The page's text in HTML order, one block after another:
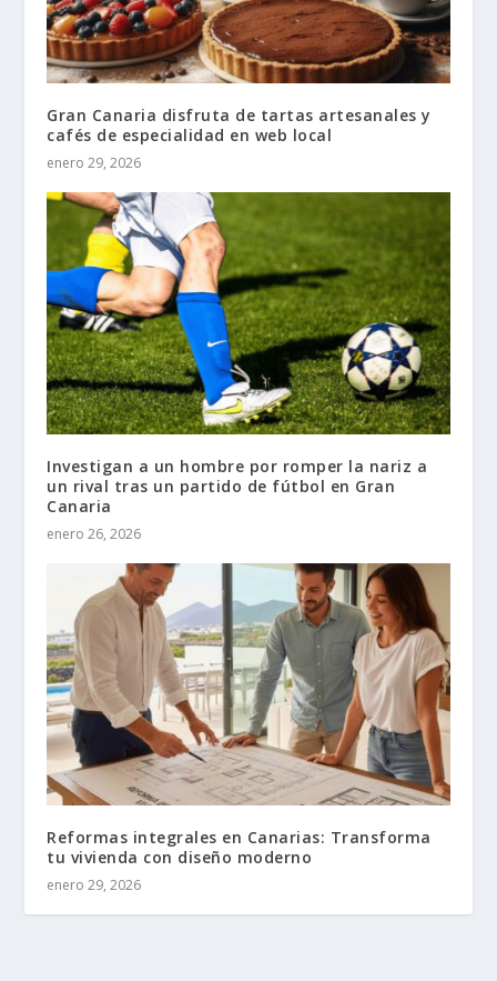
Gran Canaria disfruta de tartas artesanales y
cafés de especialidad en web local
enero 29, 2026
Investigan a un hombre por romper la nariz a
un rival tras un partido de fútbol en Gran
Canaria
enero 26, 2026
Reformas integrales en Canarias: Transforma
tu vivienda con diseño moderno
enero 29, 2026